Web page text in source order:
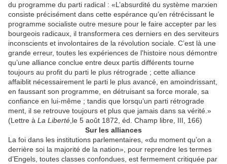
du programme du parti radical : «L’absurdité du système marxien
consiste précisément dans cette espérance qu’en rétrécissant le
programme socialiste outre mesure pour le faire accepter par les
bourgeois radicaux, il transformera ces derniers en des serviteurs
inconscients et involontaires de la révolution sociale. C’est là une
grande erreur, toutes les expériences de l'histoire nous démontre
qu’une alliance conclue entre deux partis différents tourne
toujours au profit du parti le plus rétrograde ; cette alliance
affaiblit nécessairement le parti le plus avancé, en amoindrissant,
en faussant son programme, en détruisant sa force morale, sa
confiance en lui-même ; tandis que lorsqu’un parti rétrograde
ment, il se retrouve toujours et plus que jamais dans sa vérité.»
(Lettre à La Liberté ,le 5 août 1872, éd. Champ libre, III, 166)
Sur les alliances
La foi dans les institutions parlementaires, «du moment qu’on a
derrière soi la majorité de la nation», pour reprendre les termes
d’Engels, toutes classes confondues, est fermement critiquée par